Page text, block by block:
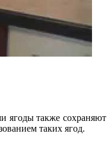
ягоды также сохраняют
таких ягод.